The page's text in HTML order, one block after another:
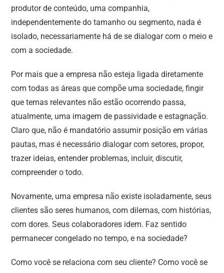
produtor de conteúdo, uma companhia,
independentemente do tamanho ou segmento, nada é
isolado, necessariamente há de se dialogar com o meio e
com a sociedade.
Por mais que a empresa não esteja ligada diretamente
com todas as áreas que compõe uma sociedade, fingir
que temas relevantes não estão ocorrendo passa,
atualmente, uma imagem de passividade e estagnação.
Claro que, não é mandatório assumir posição em várias
pautas, mas é necessário dialogar com setores, propor,
trazer ideias, entender problemas, incluir, discutir,
compreender o todo.
Novamente, uma empresa não existe isoladamente, seus
clientes são seres humanos, com dilemas, com histórias,
com dores. Seus colaboradores idem. Faz sentido
permanecer congelado no tempo, e na sociedade?
Como você se relaciona com seu cliente? Como você se